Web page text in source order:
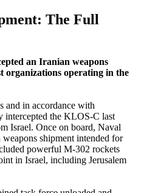
The Full
an Iranian weapons
organizations operating in the
and in accordance with
intercepted the KLOS-C last
Israel. Once on board, Naval
shipment intended for
powerful M-302 rockets
in Israel, including Jerusalem